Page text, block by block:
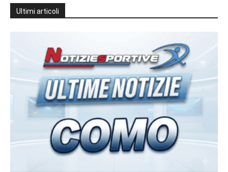
Ultimi articoli